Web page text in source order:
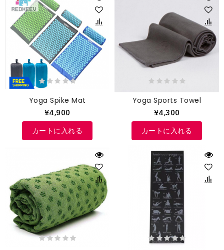
Yoga Spike Mat
¥4,900
カートに入れる
Yoga Sports Towel
¥4,300
カートに入れる